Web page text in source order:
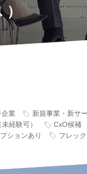
）
企業
新規事業・新サ
経験可） CxO候補
ションあり
フレッ